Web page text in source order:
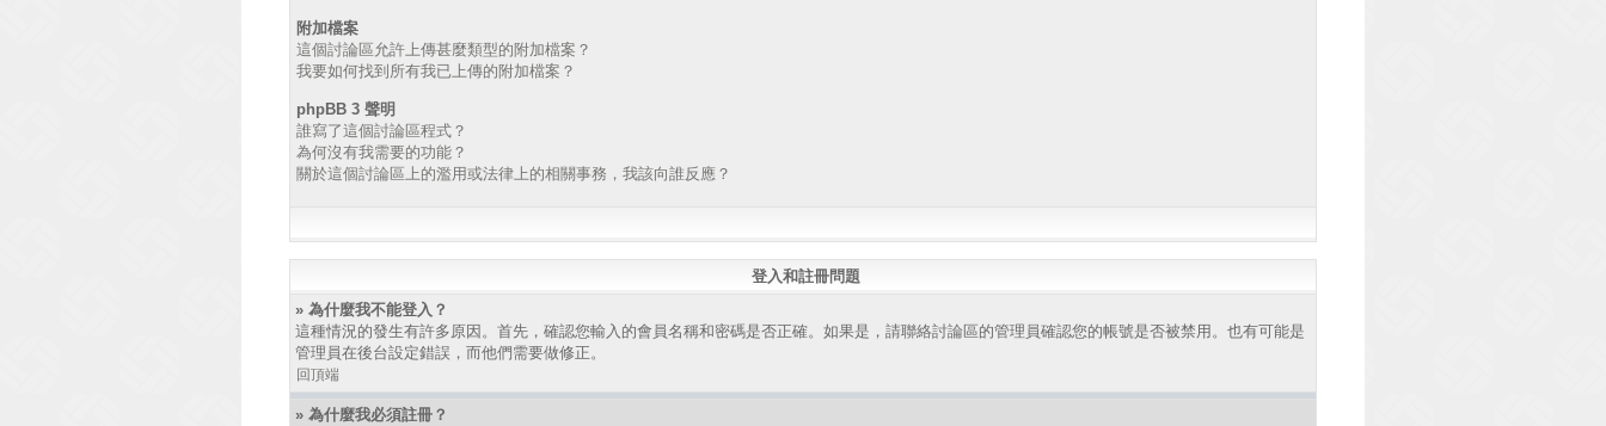
附加檔案
這個討論區允許上傳甚麼類型的附加檔案？
我要如何找到所有我已上傳的附加檔案？
phpBB 3 聲明
誰寫了這個討論區程式？
為何沒有我需要的功能？
關於這個討論區上的濫用或法律上的相關事務，我該向誰反應？
登入和註冊問題
» 為什麼我不能登入？
這種情況的發生有許多原因。首先，確認您輸入的會員名稱和密碼是否正確。如果是，請聯絡討論區的管理員確認您的帳號是否被禁用。也有可能是
管理員在後台設定錯誤，而他們需要做修正。
回頂端
» 為什麼我必須註冊？